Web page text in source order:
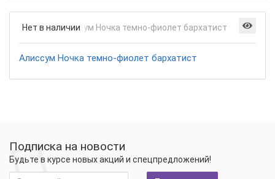
Нет в наличии
Алиссум Ночка темно-фиолет бархатист
Подписка на новости
Будьте в курсе новых акций и спецпредложений!